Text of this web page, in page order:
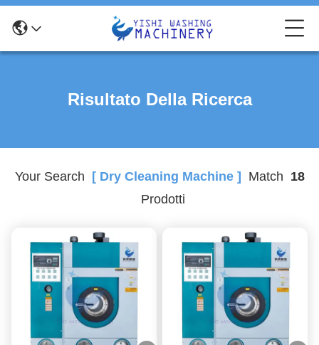
Risultato Della Ricerca
Your Search [ Dry Cleaning Machine ] Match 18
Prodotti